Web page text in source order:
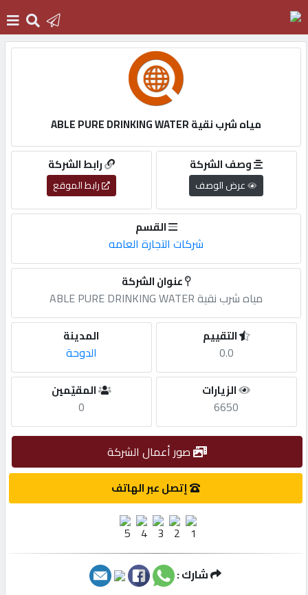
دخول
التسجيل
English
أضف
اعلانك
طلب
مميزة
مياه شرب نقية ABLE PURE DRINKING WATER
رابط الشركة
رابط الموقع
وصف الشركة
عرض الوصف
القسم
شركات التجارة العامه
عنوان الشركة
مياه شرب نقية ABLE PURE DRINKING WATER
المدينة
الدوحة
التقييم
0.0
المقيّمين
0
الزيارات
6650
صور أعمال الشركة
إتصل عبر الهاتف
شارك :